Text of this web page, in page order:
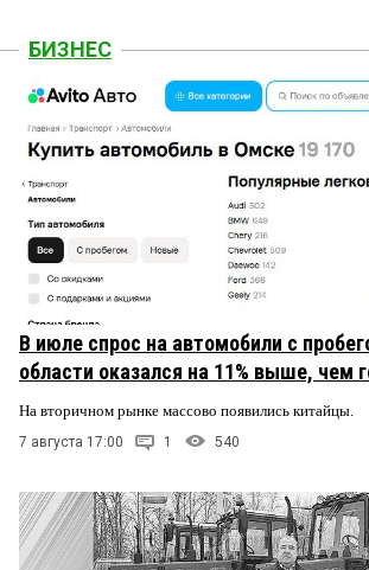
БИЗНЕС
В июле спрос на автомобили с
области оказался на 11% выше, чем
На вторичном рынке массово появились китайцы.
7 августа 17:00 1 540